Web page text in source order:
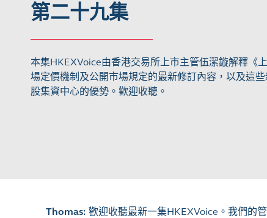
第二十九集
本集HKEXVoice由香港交易所上市主管伍潔鏇解釋《
場定價機制及公開市場規定的最新修訂內容，以及這
股集資中心的優勢。歡迎收聽。
Thomas: 歡迎收聽最新一集HKEXVoice。我們的